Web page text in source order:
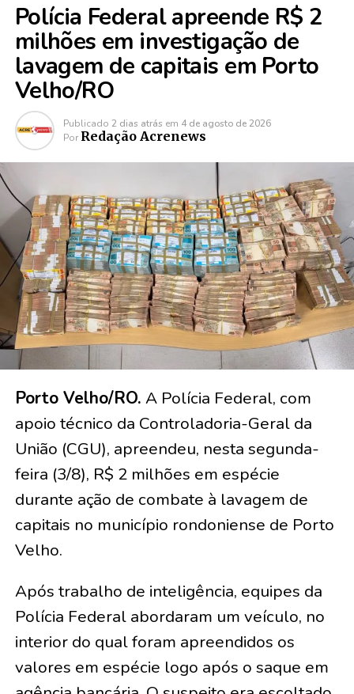
Polícia Federal apreende R$ 2
milhões em investigação de
lavagem de capitais em Porto
Velho/RO
Publicado 2 dias atrás em 4 de agosto de 2026
Por Redação Acrenews
Porto Velho/RO. A Polícia Federal, com
apoio técnico da Controladoria-Geral da
União (CGU), apreendeu, nesta segunda-
feira (3/8), R$ 2 milhões em espécie
durante ação de combate à lavagem de
capitais no município rondoniense de Porto
Velho.
Após trabalho de inteligência, equipes da
Polícia Federal abordaram um veículo, no
interior do qual foram apreendidos os
valores em espécie logo após o saque em